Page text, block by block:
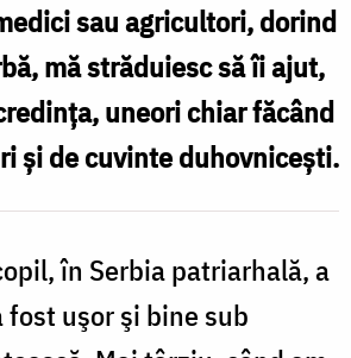
sau agricultori, dorind
mă străduiesc să îi ajut,
uneori chiar făcând
şi de cuvinte duhovniceşti.
în Serbia patriarhală, a
uşor şi bine sub